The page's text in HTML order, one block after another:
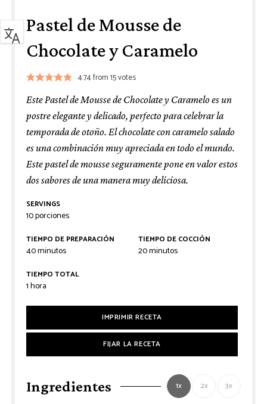
Pastel de Mousse de
Chocolate y Caramelo
4.74from15votes
Este Pastel de Mousse de Chocolate y Caramelo es un
postre elegante y delicado, perfecto para celebrar la
temporada de otoño. El chocolate con caramelo salado
es una combinación muy apreciada en todo el mundo.
Este pastel de mousse seguramente pone en valor estos
dos sabores de una manera muy deliciosa.
SERVINGS
10porciones
TIEMPO DE PREPARACIÓN
40minutos
minutos
TIEMPO DE COCCIÓN
20minutos
minutos
TIEMPO TOTAL
1hora
hora
IMPRIMIR RECETA
FIJAR LA RECETA
Ingredientes 1x 2x 3x